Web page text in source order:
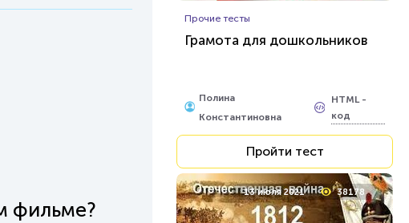
фильме?
Прочие тесты
Грамота для дошкольников
Полина
Константиновна
HTML -
код
Пройти тест
13 июля 2021 38178